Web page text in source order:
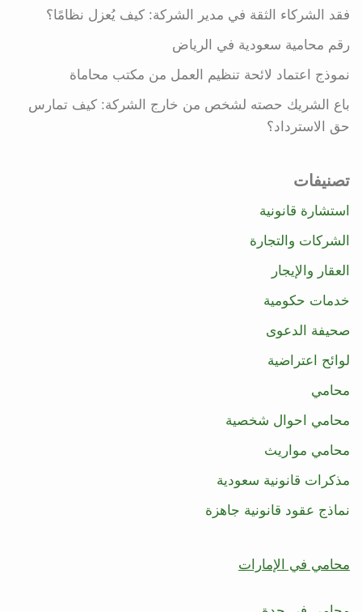
فقد الشركاء الثقة في مدير الشركة: كيف يُعزل نظامًا؟
رقم محامية سعودية في الرياض
نموذج اعتماد لائحة تنظيم العمل من مكتب محاماة
باع الشريك حصته لشخص من خارج الشركة: كيف تمارس
حق الاسترداد؟
تصنيفات
استشارة قانونية
الشركات والتجارة
العقار والإيجار
خدمات حكومية
صحيفة الدعوى
لوائح اعتراضية
محامي
محامي احوال شخصية
محامي مواريث
مذكرات قانونية سعودية
نماذج عقود قانونية جاهزة
محامي في الإمارات